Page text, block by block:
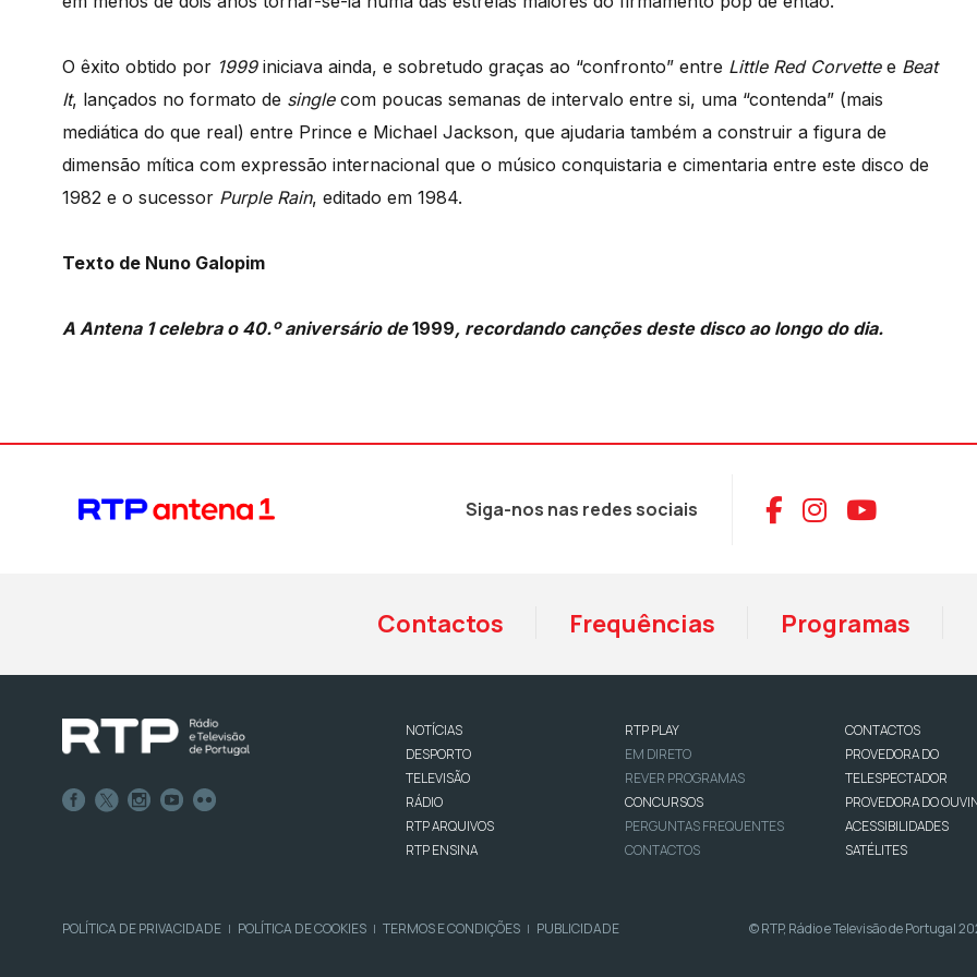
O êxito obtido por 1999iniciava ainda, e sobretudo graças ao “confronto” entre Little Red Corvettee Beat
It, lançados no formato de singlecom poucas semanas de intervalo entre si, uma “contenda” (mais
mediática do que real) entre Prince e Michael Jackson, que ajudaria também a construir a figura de
dimensão mítica com expressão internacional que o músico conquistaria e cimentaria entre este disco de
1982 e o sucessor Purple Rain, editado em 1984.
Texto de Nuno Galopim
A Antena 1 celebra o 40.º aniversário de1999, recordando canções deste disco ao longo do dia.
Siga-nos nas redes sociais Aceder ao
Aceder ao
Aceder
Contactos Frequências Programas
NOTÍCIAS
DESPORTO
TELEVISÃO
RÁDIO
RTP ARQUIVOS
RTP ENSINA
RTP PLAY
EM DIRETO
REVER PROGRAMAS
CONCURSOS
PERGUNTAS FREQUENTES
CONTACTOS
CONTACTOS
PROVEDORA DO
TELESPECTADOR
PROVEDORA DO
ACESSIBILIDADES
SATÉLITES
POLÍTICA DE PRIVACIDADE | POLÍTICA DE COOKIES | TERMOS E CONDIÇÕES | PUBLICIDADE © RTP, Rádio e Televisão de Portugal